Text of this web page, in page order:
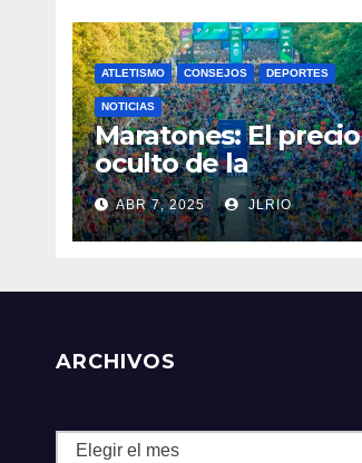
ATLETISMO CONSEJOS DEPORTES
NOTICIAS
Maratones: El precio
oculto de la
resistencia
ABR 7, 2025 JLRIO
ARCHIVOS
Archivos